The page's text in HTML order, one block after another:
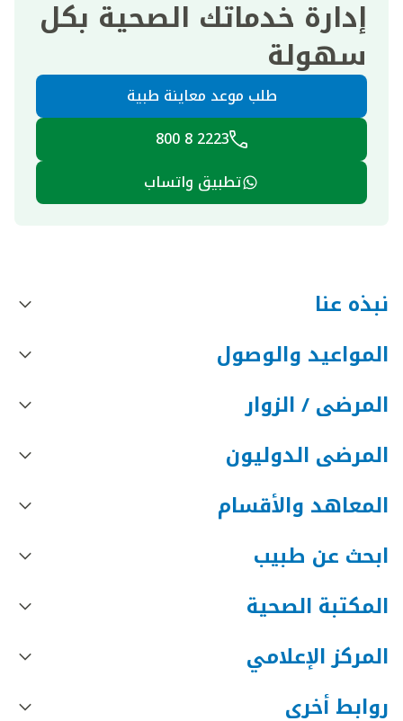
إدارة خدماتك الصحية بكل
سهولة
طلب موعد معاينة طبية
2223 8 800
تطبيق واتساب
نبذه عنا
المواعيد والوصول
المرضى / الزوار
المرضى الدوليون
المعاهد والأقسام
ابحث عن طبيب
المكتبة الصحية
المركز الإعلامي
روابط أخرى